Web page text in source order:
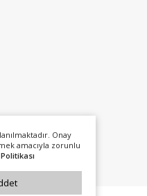
Onay
amacıyla zorunlu